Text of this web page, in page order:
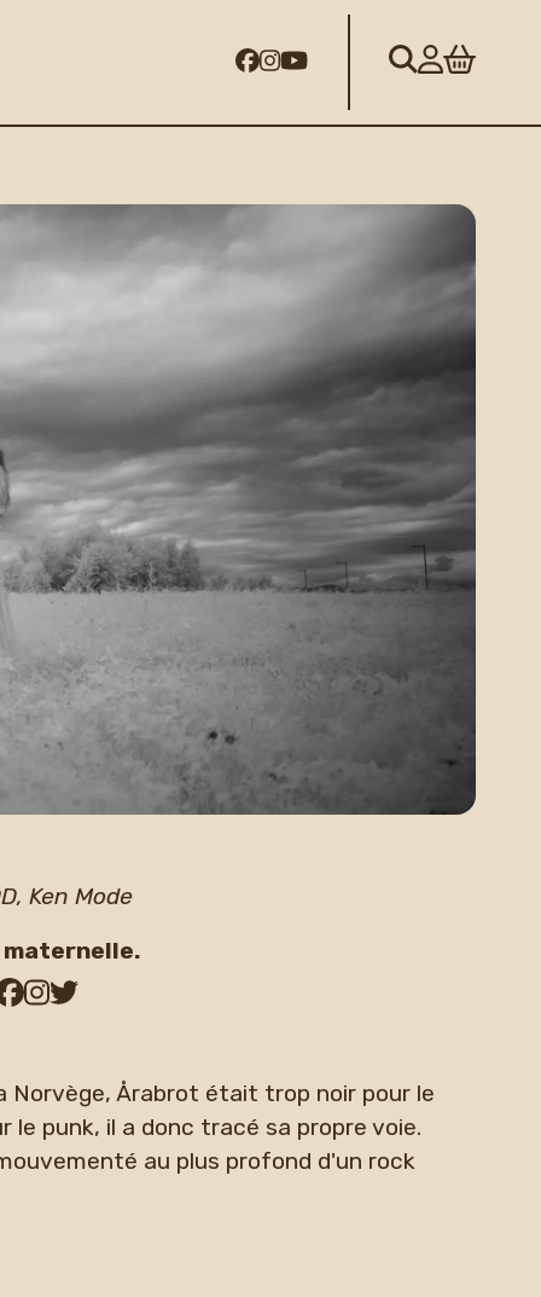
Ken Mode
maternelle.
Norvège, Årabrot était trop noir pour le
punk, il a donc tracé sa propre voie.
au plus profond d'un rock